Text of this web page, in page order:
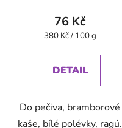
76 Kč
Měrná
380 Kč / 100 g
DETAIL
Do pečiva, bramborové
kaše, bílé polévky, ragú.